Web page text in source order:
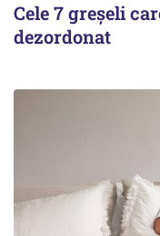
Cele 7 greșeli
dezordonat